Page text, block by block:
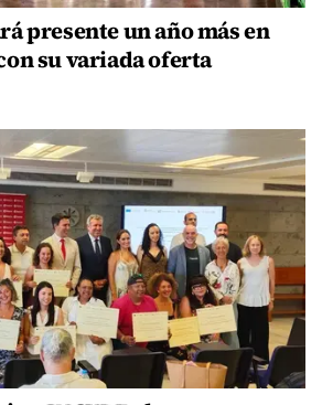
presente un año más en
su variada oferta